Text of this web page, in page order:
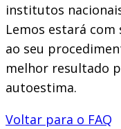
institutos
Lemos estará
ao seu
melhor resultado
autoestima.
Voltar para o FAQ